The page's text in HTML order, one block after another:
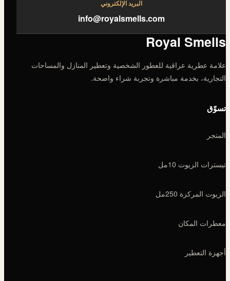
البريد الإلكتروني
info@royalsmells.com
Royal Smells
علامة عطرية عراقية للعطور الشخصية وتعطير المنازل والمساحات
التجارية، بخدمة مباشرة وتجربة شراء واضحة.
تسوّق
المتجر
تيسترات الزيوت 10مل
الزيوت المركزة 250مل
معطرات المكان
أجهزة التعطير